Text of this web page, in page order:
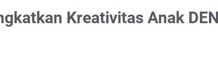
Kreativitas Anak